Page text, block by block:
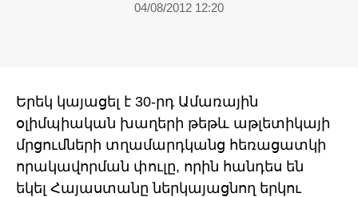
04/08/2012 12:20
Երեկ կայացել է 30-րդ Ամառային
օլիմպիական խաղերի թեթև աթլետիկայի
մրցումների տղամարդկանց հեռացատկի
որակավորման փուլը, որին հանդես են
եկել Հայաստանը ներկայացնող երկու